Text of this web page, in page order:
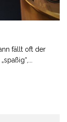
fällt oft der